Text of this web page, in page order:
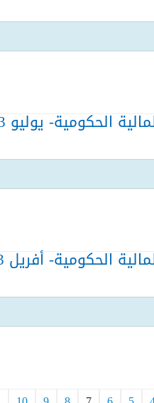
الحكومية- يوليو 2013
الحكومية- أفريل 2013